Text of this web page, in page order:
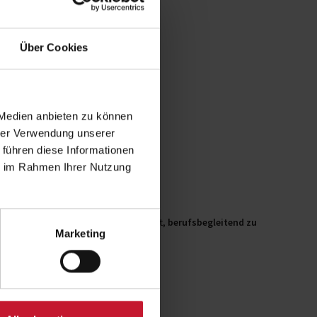
Über Cookies
anbieten zu können
Verwendung unserer
diese Informationen
Rahmen Ihrer Nutzung
Marketing
vor.
und der Möglichkeit, berufsbegleitend zu